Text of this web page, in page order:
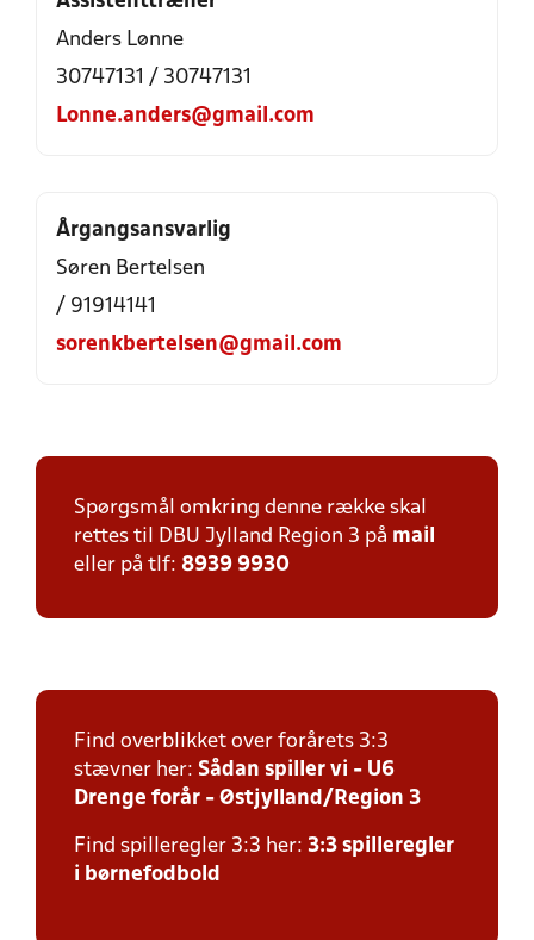
Anders Lønne
30747131 / 30747131
Lonne.anders@gmail.com
Årgangsansvarlig
Søren Bertelsen
/ 91914141
sorenkbertelsen@gmail.com
Spørgsmål omkring denne række skal
rettes til DBU Jylland Region 3 på mail
eller på tlf: 8939 9930
Find overblikket over forårets 3:3
stævner her: Sådan spiller vi - U6
Drenge forår - Østjylland/Region 3
Find spilleregler 3:3 her: 3:3 spilleregler
i børnefodbold